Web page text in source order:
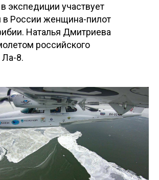
экспедиции участвует
в России женщина-пилот
Наталья Дмитриева
российского
Ла-8.